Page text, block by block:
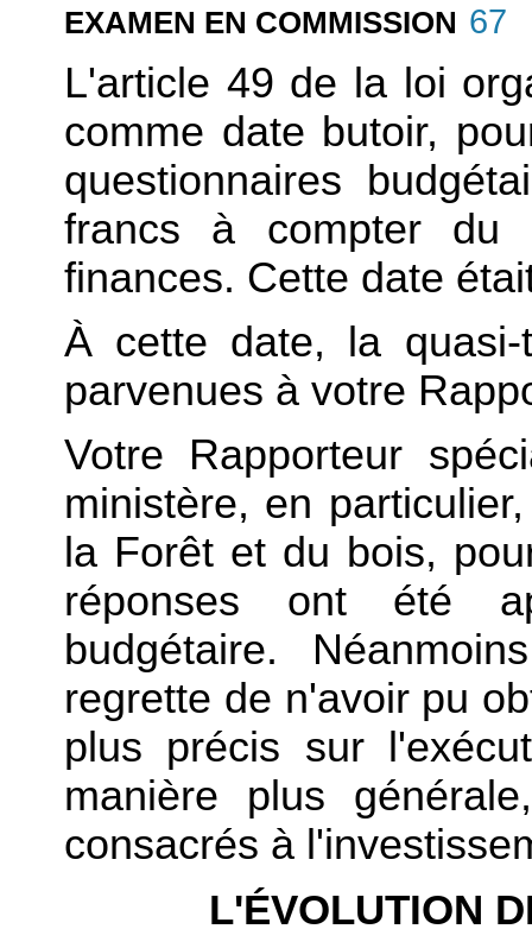
EXAMEN EN COMMISSION 67
L'article 49 de la loi
comme date butoir,
questionnaires
francs à compter
finances. Cette date
À cette date, la quasi-
parvenues à votre
Votre Rapporteur
ministère, en
la Forêt et du bois,
réponses ont été
budgétaire.
regrette de n'avoir pu
plus précis sur
manière plus
consacrés à
L'ÉVOLUTION